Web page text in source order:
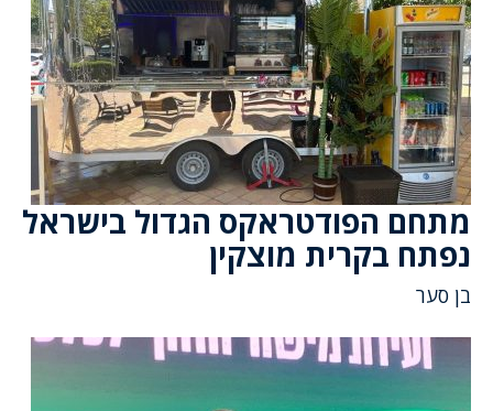
מתחם הפודטראקס הגדול בישראל
נפתח בקרית מוצקין
בן סער